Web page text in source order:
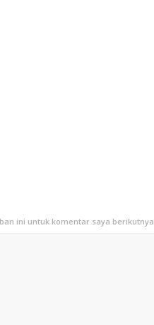
ini untuk komentar saya berikutnya.